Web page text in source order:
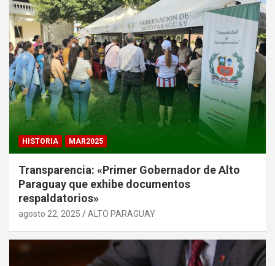
HISTORIA MAR2025
Transparencia: «Primer Gobernador de Alto
Paraguay que exhibe documentos
respaldatorios»
agosto 22, 2025 ALTO PARAGUAY